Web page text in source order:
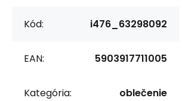
Kód: i476_63298092
EAN: 5903917711005
Kategória: oblečenie